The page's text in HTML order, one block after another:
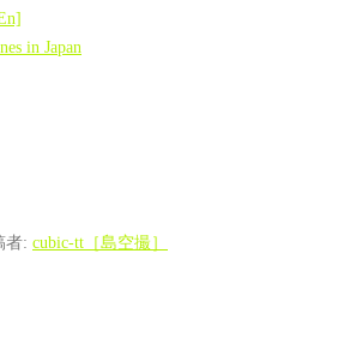
in Japan
者: cubic-tt［島空撮］